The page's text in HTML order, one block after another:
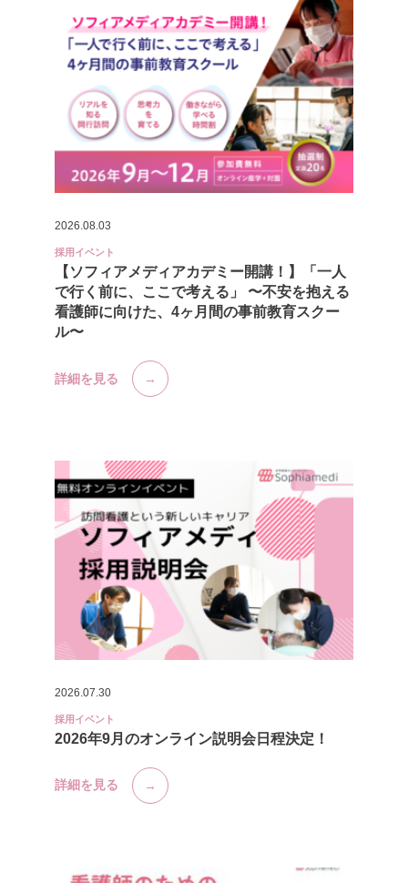
2026.08.03
採用イベント
【ソフィアメディアカデミー開講！】「一人
で行く前に、ここで考える」 〜不安を抱える
看護師に向けた、4ヶ月間の事前教育スクー
ル〜
詳細を見る
2026.07.30
採用イベント
2026年9月のオンライン説明会日程決定！
詳細を見る